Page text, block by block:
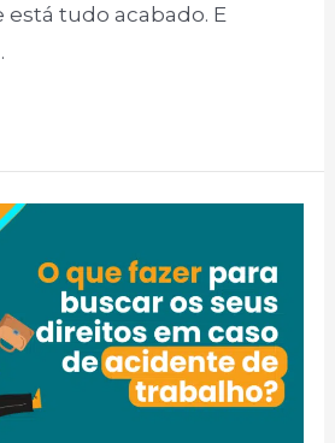
tudo acabado. E